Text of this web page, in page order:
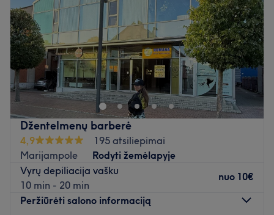
Džentelmenų barberė
4,9
195 atsiliepimai
Marijampole
Rodyti žemėlapyje
Vyrų depiliacija vašku
10 min - 20 min
nuo 10€
Peržiūrėti salono informaciją